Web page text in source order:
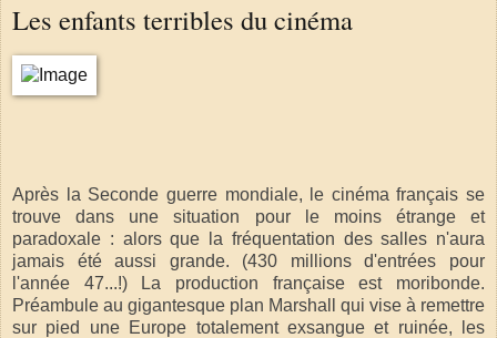
Les enfants terribles du cinéma
Après la Seconde guerre mondiale, le cinéma français se
trouve dans une situation pour le moins étrange et
paradoxale : alors que la fréquentation des salles n'aura
jamais été aussi grande. (430 millions d'entrées pour
l'année 47...!) La production française est moribonde.
Préambule au gigantesque plan Marshall qui vise à remettre
sur pied une Europe totalement exsangue et ruinée, les